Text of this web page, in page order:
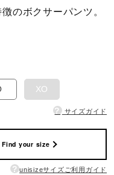
のボクサーパンツ。
XO
? サイズガイド
Find your size
? unisizeサイズご利用ガイド